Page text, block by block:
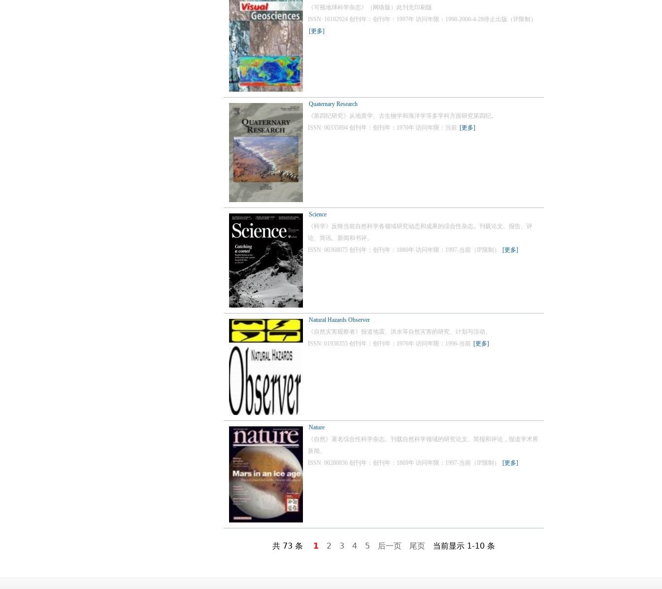
《可视地球科学杂志》（网络版）此刊无印刷版
ISSN: 16102924 创刊年：创刊年：1997年 访问年限：1998-2008-4-28停止出版（IP限制）
[更多]
Quaternary Research
《第四纪研究》从地质学、古生物学和海洋学等多学科方面研究第四纪。
ISSN: 00335894 创刊年：创刊年：1970年 访问年限：当前 [更多]
Science
《科学》反映当前自然科学各领域研究动态和成果的综合性杂志。刊载论文、报告、评
论、简讯、新闻和书评。
ISSN: 00368075 创刊年：创刊年：1880年 访问年限：1997-当前（IP限制）
[更多]
Natural Hazards Observer
《自然灾害观察者》报道地震、洪水等自然灾害的研究、计划与活动。
ISSN: 01938355 创刊年：创刊年：1976年 访问年限：1996-当前 [更多]
Nature
《自然》著名综合性科学杂志。刊载自然科学领域的研究论文、简报和评论，报道学术界
新闻。
ISSN: 00280836 创刊年：创刊年：1869年 访问年限：1997-当前（IP限制）
[更多]
共 73 条 1 2 3 4 5 后一页 尾页 当前显示 1-10 条